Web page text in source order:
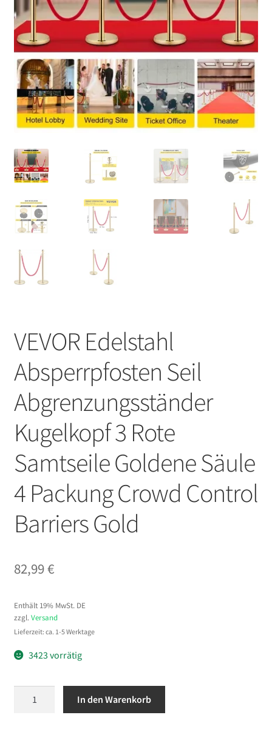
VEVOR Edelstahl
Absperrpfosten Seil
Abgrenzungsständer
Kugelkopf 3 Rote
Samtseile Goldene Säule
4 Packung Crowd Control
Barriers Gold
82,99€
Enthält 19% MwSt. DE
zzgl. Versand
Lieferzeit: ca. 1-5 Werktage
3423 vorrätig
In den Warenkorb